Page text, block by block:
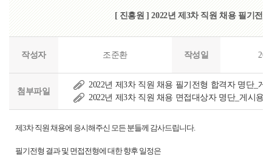
[ 진흥원 ] 2022년 제3차 직원 채용 필기전
작성자 조준환 작성일
첨부파일
2022년 제3차 직원 채용 필기전형 합격자 명단_게
2022년 제3차 직원 채용 면접대상자 명단_게시용
제3차 직원 채용에 응시해주신 모든 분들께 감사드립니다.
필기전형 결과 및 면접전형에 대한 향후 일정은